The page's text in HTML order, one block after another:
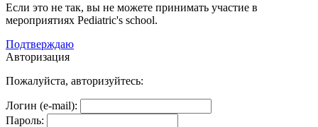
Если это не так, вы не можете принимать участие в
мероприятиях Pediatric's school.
Подтверждаю
Авторизация
Пожалуйста, авторизуйтесь:
Логин (e-mail):
Пароль: